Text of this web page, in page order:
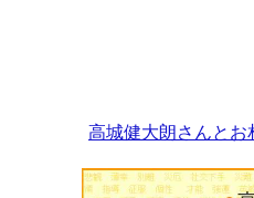
高城健大朗さんとお